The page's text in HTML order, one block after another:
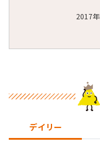
2017
デイリー